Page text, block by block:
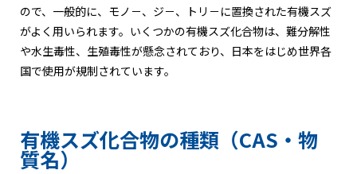
ので、一般的に、モノ－、ジ－、トリ－に置換された有機スズ
がよく用いられます。いくつかの有機スズ化合物は、難分解性
や水生毒性、生殖毒性が懸念されており、日本をはじめ世界各
国で使用が規制されています。
有機スズ化合物の種類（CAS・物
質名）